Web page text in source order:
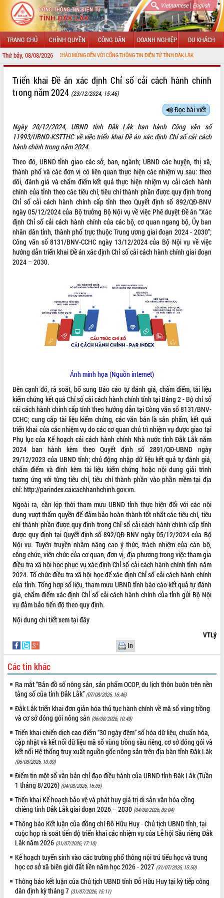
Vietnamese| English
TRANG CHỦ CHÍNH QUYỀN CÔNG DÂN DOANH NGHIỆP DU KHÁCH
Thứ bảy, 08/08/2026CHÀO MỪNG ĐẾN VỚI CỔNG THÔNG TIN ĐIỆN TỬ TỈNH ĐẮK LẮK
LÃNH ĐẠO UBND TỈNH
SỞ, BAN, NGÀNH
THÔNG TIN CHỈ ĐẠO ĐIỀU HÀNH
HỆ THỐNG VĂN BẢN
VĂN BẢN HĐND TỈNH
ĐIỂM TIN VĂN BẢN
QUY HOẠCH - KẾ HOẠCH
VIDEO
Loading the player...
và tặng quà người dân xã Cư Pui
Hội nghị UBND tỉnh Đắk Lắk thường kỳ
tháng 7/2026
Lễ truy tặng danh hiệu “Bà Mẹ Việt
Nam Anh hùng” và trao Huân chương
Lao động
UBND tỉnh Đắk Lắk triển khai nhiệm
vụ 6 tháng cuối năm 2026
Kỳ họp thứ Hai, Hội đồng nhân dân
tỉnh khóa XI quyết nghị nhiều nội dung
quan trọng
Triết thăm, tặng quà người có công với
cách mạng
Rà soát, hoàn thiện hệ thống thiết chế
văn hóa, thể thao đáp ứng yêu cầu
phát triển mới
Thường trực HĐND tỉnh Đắk Lắk gặp
mặt Đoàn chuyên gia y tế TP. Hồ Chí
Minh
Lễ truy điệu và an táng hài cốt liệt sĩ
tại Nghĩa trang Liệt sĩ xã Sơn Hòa
Bàn giải pháp tháo gỡ khó khăn trong
xuất khẩu sầu riêng và triển khai quy
định EUDR
Thứ trưởng Bộ Nông nghiệp và Môi
vùng trồng và doanh nghiệp đóng gói
sầu riêng tại Đắk Lắk
Trình diễn nghệ thuật chế biến các
món ăn từ sầu riêng
Đắk Lắk công bố Quy hoạch và xúc
tiến đầu tư tỉnh
Ngành cá ngừ Đắk Lắk chủ động thích
ứng để giữ vững thị trường xuất khẩu
Diễn đàn Kinh tế tư nhân Việt Nam đột
ALBUM ẢNH
LIÊN KẾT WEB
THỐNG KÊ TRUY CẬP
Hôm nay: 27048
Tất cả: 66072371
Triển khai Đề án xác định Chỉ số cải cách hành chính
trong năm 2024 (23/12/2024, 15:46)
Đọc bài viết
Ngày 20/12/2024, UBND tỉnh Đắk Lắk ban hành Công văn số
11993/UBND-KSTTHC về việc triển khai Đề án xác định Chỉ số cải cách
hành chính trong năm 2024.
Theo đó, UBND tỉnh giao các sở, ban, ngành; UBND các huyện, thị xã,
thành phố và các đơn vị có liên quan thực hiện các nhiệm vụ sau: theo
dõi, đánh giá và chấm điểm kết quả thực hiện nhiệm vụ cải cách hành
chính của tỉnh theo các tiêu chí, tiêu chí thành phần được quy định trong
Chỉ số cải cách hành chính cấp tỉnh theo Quyết định số 892/QĐ-BNV
ngày 05/12/2024 của Bộ trưởng Bộ Nội vụ về việc Phê duyệt Đề án “Xác
định Chỉ số cải cách hành chính của các bộ, cơ quan ngang bộ, Ủy ban
nhân dân tỉnh, thành phố trực thuộc Trung ương giai đoạn 2024 - 2030”;
Công văn số 8131/BNV-CCHC ngày 13/12/2024 của Bộ Nội vụ về việc
hướng dẫn triển khai Đề án xác định Chỉ số cải cách hành chính giai đoạn
2024 – 2030.
Ảnh minh họa (Nguồn internet)
Bên cạnh đó, rà soát, bổ sung Báo cáo tự đánh giá, chấm điểm, tài liệu
kiểm chứng kết quả Chỉ số cải cách hành chính tỉnh tại Bảng 2 - Bộ chỉ số
cải cách hành chính cấp tỉnh theo hướng dẫn tại Công văn số 8131/BNV-
CCHC; cung cấp tài liệu kiểm chứng, các văn bản là sản phẩm, kết quả
triển khai của các nhiệm vụ do các cơ quan chủ trì nhiệm vụ được giao tại
Phụ lục của Kế hoạch cải cách hành chính Nhà nước tỉnh Đắk Lắk năm
2024 ban hành kèm theo Quyết định số 2891/QĐ-UBND ngày
29/12/2023 của UBND tỉnh; chủ động nhập dữ liệu kết quả tự đánh giá,
chấm điểm và đính kèm tài liệu kiểm chứng hoặc nội dung giải trình
tương ứng với từng tiêu chí, tiêu chí thành phần vào phần mềm tại địa
chỉ:http://parindex.caicachhanhchinh.gov.vn.
Ngoài ra, cần kịp thời tham mưu UBND tỉnh thực hiện đối với các nội
dung vượt thẩm quyền để đảm bảo hoàn thành tốt nhất các tiêu chí, tiêu
chí thành phần được quy định trong Chỉ số cải cách hành chính cấp tỉnh
được quy định tại Quyết định số 892/QĐ-BNV ngày 05/12/2024 của Bộ
Nội vụ. Tuyên truyền nhằm nâng cao ý thức, trách nhiệm của cán bộ,
công chức, viên chức của cơ quan, đơn vị, địa phương trong việc tham gia
điều tra xã hội học phục vụ xác định Chỉ số cải cách hành chính tỉnh năm
2024. Tổ chức điều tra xã hội học để xác định Chỉ số cải cách hành chính
của tỉnh. Tổng hợp số liệu, tham mưu UBND tỉnh báo cáo kết quả tự đánh
giá, chấm điểm xác định Chỉ số cải cách hành chính của tỉnh gửi Bộ Nội
vụ đảm bảo tiến độ theo quy định.
Nội dung chi tiết xemtại đây
VTLý
In
Các tin khác
Ra mắt “Bản đồ số nông sản, sản phẩm OCOP, du lịch thôn buôn trên nền
tảng số của tỉnh Đắk Lắk” (07/08/2026, 16:46)
Đắk Lắk triển khai đơn giản hóa thủ tục hành chính về mã số vùng trồng
và cơ sở đóng gói nông sản (06/08/2026, 10:49)
Triển khai chiến dịch cao điểm “30 ngày đêm” số hóa dữ liệu, chuẩn hóa,
cập nhật và kết nối dữ liệu mã số vùng trồng sầu riêng, cơ sở đóng gói và
kết nối Hệ thống truy xuất nguồn gốc nông sản trên địa bàn tỉnh Đắk Lắk
(06/08/2026, 10:09)
Điểm tin một số văn bản chỉ đạo điều hành của UBND tỉnh Đắk Lắk (Tuần
1 tháng 8/2026) (04/08/2026, 16:05)
Triển khai Kế hoạch bảo vệ và phát huy giá trị di sản văn hóa cồng
chiêng tỉnh Đắk Lắk giai đoạn 2026 – 2030 (04/08/2026, 09:04)
Thông báo Kết luận của đồng chí Đỗ Hữu Huy - Chủ tịch UBND tỉnh, tại
cuộc họp rà soát tiến độ triển khai các nhiệm vụ của Lễ hội Sầu riêng Đắk
Lắk năm 2026 (31/07/2026, 17:10)
Kế hoạch tuyển sinh vào các trường phổ thông nội trú tiểu học và trung
học cơ sở xã biên giới đất liền năm học 2026 - 2027 (31/07/2026, 15:50)
Thông báo kết luận của Chủ tịch UBND tỉnh Đỗ Hữu Huy tại kỳ tiếp công
dân định kỳ tháng 7 (31/07/2026, 15:11)